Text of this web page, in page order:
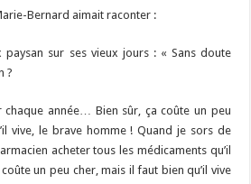
Bernard aimait raconter :
paysan sur ses vieux jours : « Sans doute
?
année… Bien sûr, ça coûte un peu
vive, le brave homme ! Quand je sors de
acheter tous les médicaments qu’il
un peu cher, mais il faut bien qu’il vive